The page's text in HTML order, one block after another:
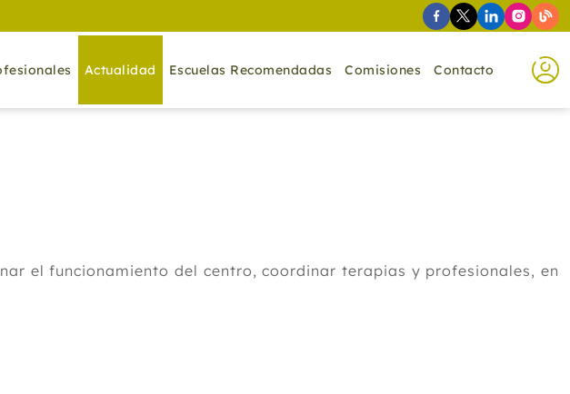
Actualidad Escuelas Recomendadas Comisiones Contacto
el funcionamiento del centro, coordinar terapias y profesionales, en